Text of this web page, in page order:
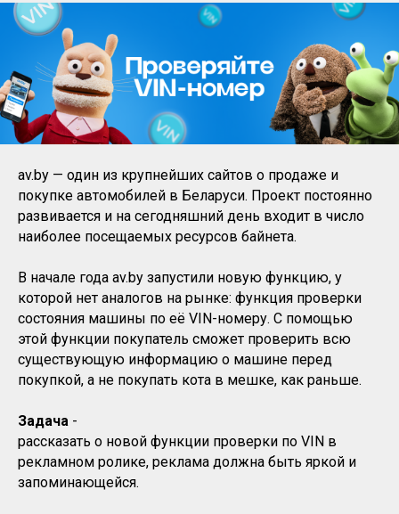
av.by — один из крупнейших сайтов о продаже и
покупке автомобилей в Беларуси. Проект постоянно
развивается и на сегодняшний день входит в число
наиболее посещаемых ресурсов байнета.
В начале года av.by запустили новую функцию, у
которой нет аналогов на рынке: функция проверки
состояния машины по её VIN-номеру. С помощью
этой функции покупатель сможет проверить всю
существующую информацию о машине перед
покупкой, а не покупать кота в мешке, как раньше.
Задача -
рассказать о новой функции проверки по VIN в
рекламном ролике, реклама должна быть яркой и
запоминающейся.